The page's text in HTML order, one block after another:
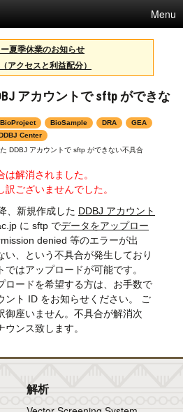
Menu
夏季休業のお知らせ
アクセスと利益配分）
アカウントで sftp ができな
BioProject BioSample DRA
GEA
Center
DDBJ アカウントで sftp ができない不具合
解消されました。
ございませんでした。
、新規作成した DDBJ アカウント
に sftp でデータをアップロー
denied 等のエラーが出
い、という不具合が発生しており
ではアップロードが可能です。
ロードを希望する方は、お手数で
ント ID をお知らせください。 ご
御座いません。不具合が解消次
ウンス致します。
解析